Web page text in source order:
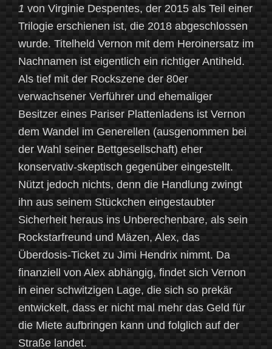
1 von Virginie Despentes, der 2015 als Teil einer
Trilogie erschienen ist, die 2018 abgeschlossen
wurde. Titelheld Vernon mit dem Heroinersatz im
Nachnamen ist eigentlich ein richtiger Antiheld.
Als tief mit der Rockszene der 80er
verwachsener Verführer und ehemaliger
Besitzer eines Pariser Plattenladens ist Vernon
dem Wandel im Generellen (ausgenommen bei
der Wahl seiner Bettgesellschaft) eher
konservativ-skeptisch gegenüber eingestellt.
Nützt jedoch nichts, denn die Handlung zwingt
ihn aus seinem Stückchen eingestaubter
Sicherheit heraus ins Unberechenbare, als sein
Rockstarfreund und Mäzen, Alex, das
Überdosis-Ticket zu Jimi Hendrix nimmt. Da
finanziell von Alex abhängig, findet sich Vernon
in einer schwitzigen Lage, die sich so prekär
entwickelt, dass er nicht mal mehr das Geld für
die Miete aufbringen kann und folglich auf der
Straße landet.